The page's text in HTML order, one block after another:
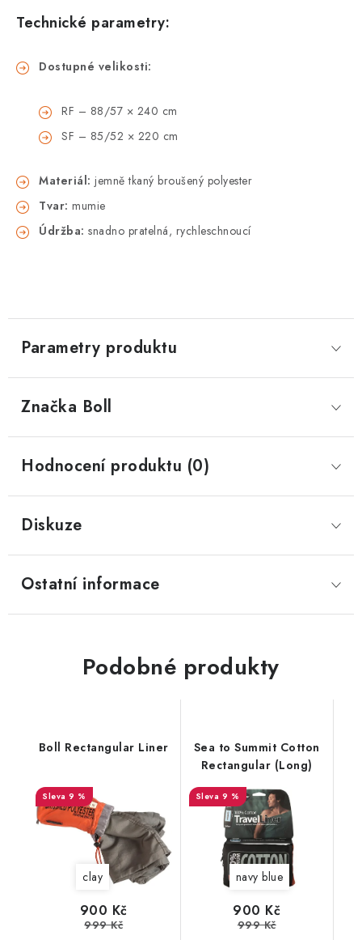
Technické parametry:
Dostupné velikosti:
RF – 88/57 × 240 cm
SF – 85/52 × 220 cm
Materiál: jemně tkaný broušený polyester
Tvar: mumie
Údržba: snadno pratelná, rychleschnoucí
Parametry produktu
Značka Boll
Hodnocení produktu (0)
Diskuze
Ostatní informace
Podobné produkty
Boll Rectangular Liner
9 %
clay
900 Kč
999 Kč
Sea to Summit Cotton
Rectangular (Long)
9 %
navy blue
900 Kč
999 Kč